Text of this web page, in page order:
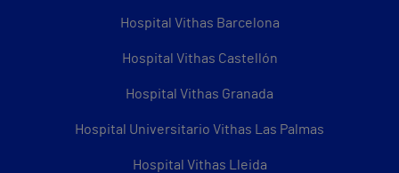
Hospital Vithas Barcelona
Hospital Vithas Castellón
Hospital Vithas Granada
Hospital Universitario Vithas Las Palmas
Hospital Vithas Lleida